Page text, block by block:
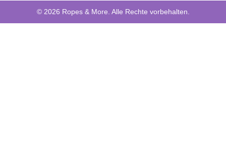
© 2026 Ropes & More. Alle Rechte vorbehalten.